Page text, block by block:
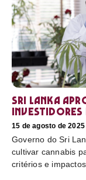
Sri Lanka
investidores
15 de agosto de 2025
Governo do Sri
cultivar cannabis
critérios e